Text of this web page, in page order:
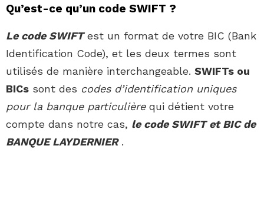
Qu’est-ce qu’un code SWIFT ?
Le code SWIFTest un format de votre BIC (Bank
Identification Code), et les deux termes sont
utilisés de manière interchangeable. SWIFTs ou
BICs sont des codes d’identification uniques
pour la banque particulière qui détient votre
compte dans notre cas, le code SWIFT et BIC de
BANQUE LAYDERNIER.